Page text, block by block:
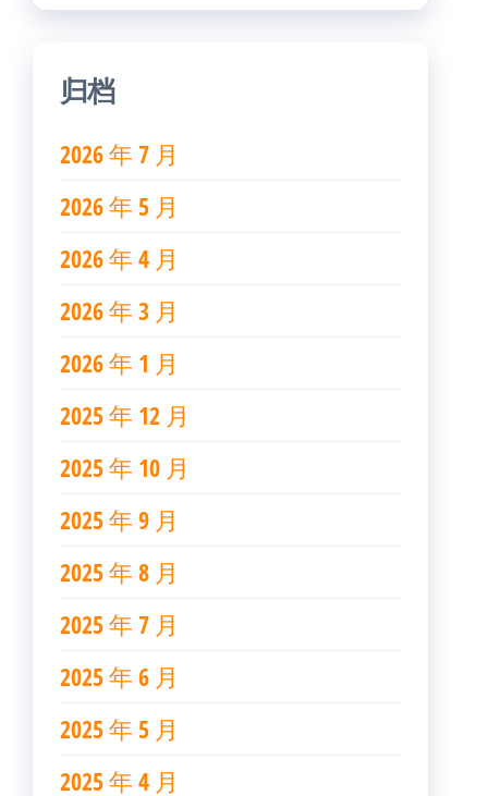
归档
2026 年 7 月
2026 年 5 月
2026 年 4 月
2026 年 3 月
2026 年 1 月
2025 年 12 月
2025 年 10 月
2025 年 9 月
2025 年 8 月
2025 年 7 月
2025 年 6 月
2025 年 5 月
2025 年 4 月